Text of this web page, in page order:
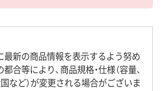
最新の商品情報を表示するよう努め
合等により、商品規格・仕様（容量、
など）が変更される場合がございま